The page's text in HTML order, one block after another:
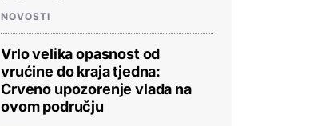
NOVOSTI
Vrlo velika opasnost od
vrućine do kraja tjedna:
Crveno upozorenje vlada na
ovom području